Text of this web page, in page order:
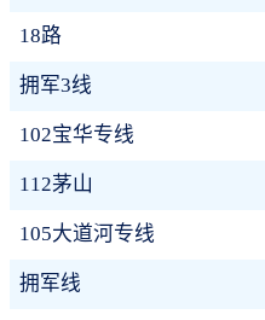
18路
拥军3线
102宝华专线
112茅山
105大道河专线
拥军线